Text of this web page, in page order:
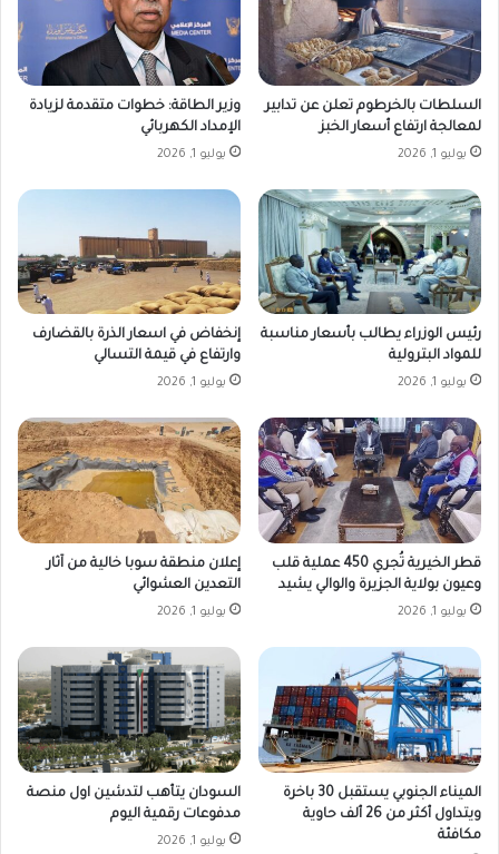
السلطات بالخرطوم تعلن عن تدابير
لمعالجة ارتفاع أسعار الخبز
يوليو 1, 2026
وزير الطاقة: خطوات متقدمة لزيادة
الإمداد الكهربائي
يوليو 1, 2026
رئيس الوزراء يطالب بأسعار مناسبة
للمواد البترولية
يوليو 1, 2026
إنخفاض في اسعار الذرة بالقضارف
وارتفاع في قيمة التسالي
يوليو 1, 2026
قطر الخيرية تُجري 450 عملية قلب
وعيون بولاية الجزيرة والوالي يشيد
يوليو 1, 2026
إعلان منطقة سوبا خالية من آثار
التعدين العشوائي
يوليو 1, 2026
الميناء الجنوبي يستقبل 30 باخرة
ويتداول أكثر من 26 ألف حاوية
مكافئة
السودان يتأهب لتدشين اول منصة
مدفوعات رقمية اليوم
يوليو 1, 2026